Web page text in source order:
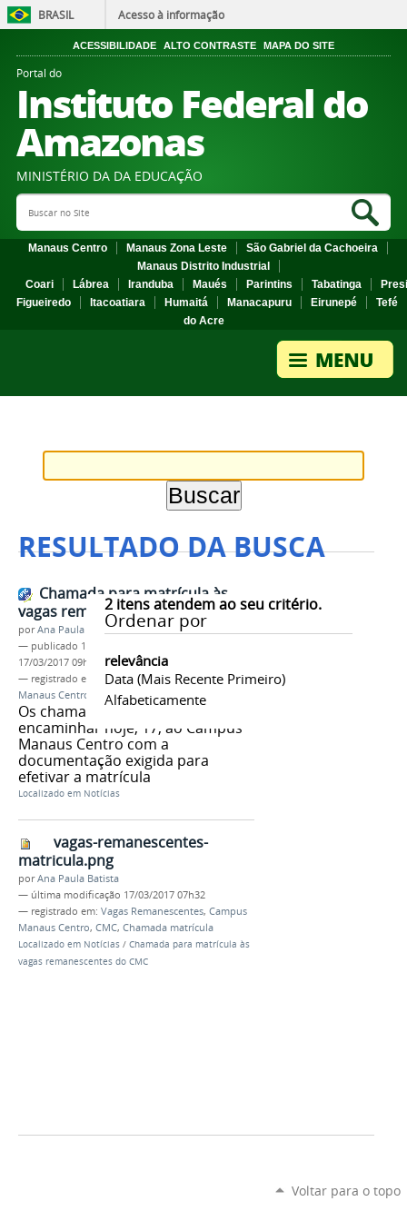
BRASIL Acesso à informação
ACESSIBILIDADE ALTO CONTRASTE MAPA DO SITE
Portal do
Instituto Federal do
Amazonas
MINISTÉRIO DA DA EDUCAÇÃO
Search Site
Manaus Centro Manaus Zona Leste
São Gabriel da Cachoeira
Manaus Distrito Industrial
Coari
Lábrea Iranduba Maués Parintins Tabatinga
Figueiredo
Itacoatiara Humaitá Manacapuru Eirunepé
Tefé
do Acre
RESULTADO DA BUSCA
2itens atendem ao seu critério.
Ordenar por
relevância
Data (mais Recente Primeiro)
Alfabeticamente
Chamada para matrícula às
vagas remanescentes do CMC
porAna Paula Batista
— publicado 17/03/2017
17/03/2017 09h17
— registrado em:
Vagas Remanescentes,Campus
Manaus Centro
CMC, Chamada matrícula
Os chamados nesta lista devem se
encaminhar hoje, 17, ao Campus
Manaus Centro com a
documentação exigida para
efetivar a matrícula
Localizado em Notícias
vagas-remanescentes-
matricula.png
porAna Paula Batista
— última modificação 17/03/2017 07h32
— registrado em: Vagas Remanescentes, Campus
Manaus Centro, CMC, Chamada matrícula
Localizado em Notícias / Chamada para matrícula às
vagas remanescentes do CMC
Voltar para o topo